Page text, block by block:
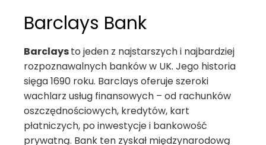
Barclays Bank
Barclaysto jeden z najstarszych i najbardziej
rozpoznawalnych banków w UK. Jego historia
sięga 1690 roku. Barclays oferuje szeroki
wachlarz usług finansowych – od rachunków
oszczędnościowych, kredytów, kart
płatniczych, po inwestycje i bankowość
prywatną. Bank ten zyskał międzynarodową